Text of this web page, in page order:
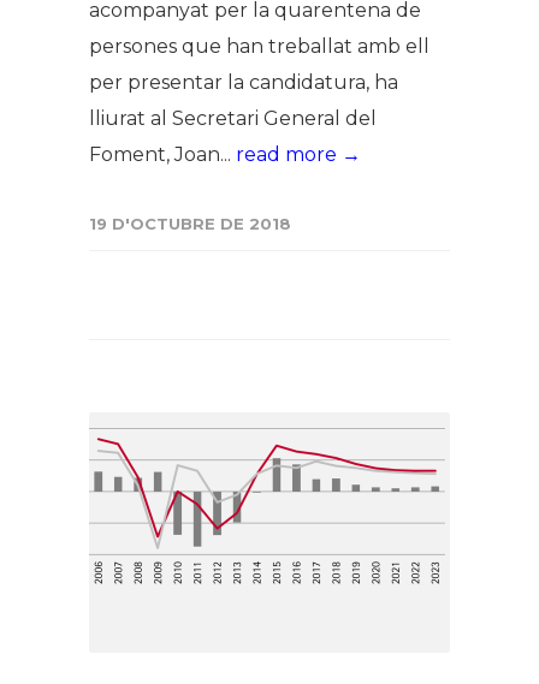
acompanyat per la quarentena de
persones que han treballat amb ell
per presentar la candidatura, ha
lliurat al Secretari General del
Foment, Joan... read more →
19 D'OCTUBRE DE 2018